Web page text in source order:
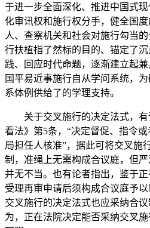
于进一步全面深化、推进中国式
化审讯权和施行权分手，健全国
人、查察机关和社会对施行勾当
行扶植指了然标的目的、锚定了
践、回应时代命题，逐渐建立起
国平易近事施行自从学问系统，
系体例供给了的学理支持。
关于交叉施行的决定法式，有
看法》第5条，“决定督促、指令
局担任人核准”，据此可将交叉施
制，准绳上无需构成合议庭，但
并无不当。也有论者指出，鉴于
受理再审申请后须构成合议庭予以
交叉施行的决定法式也应采纳合
为，正在法院决定能否采纳交叉